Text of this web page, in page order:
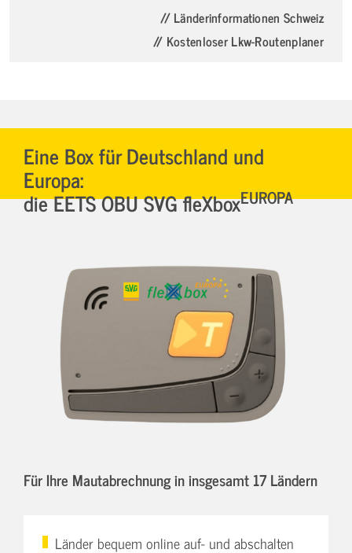
// Länderinformationen Schweiz
// Kostenloser Lkw-Routenplaner
Eine Box für Deutschland und
Europa:
die EETS OBU SVG fleXboxEUROPA
Für Ihre Mautabrechnung in insgesamt 17 Ländern
Länder bequem online auf- und abschalten